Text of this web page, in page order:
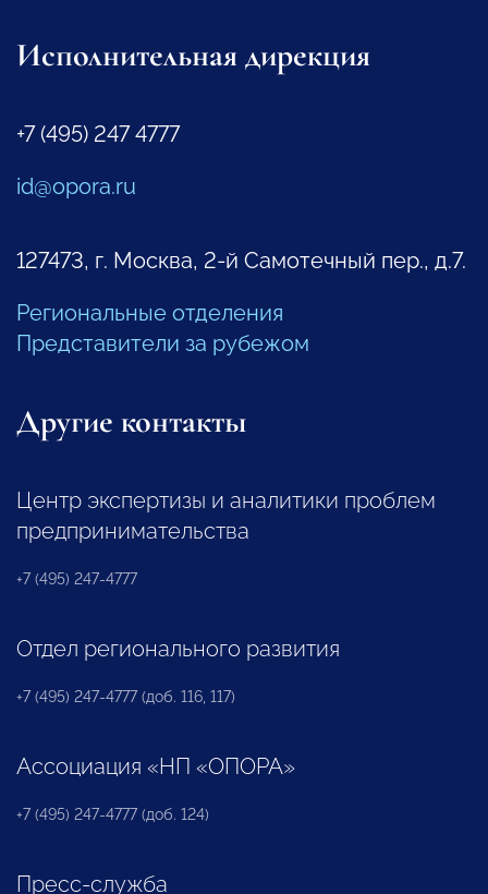
Исполнительная дирекция
+7 (495) 247 4777
id@opora.ru
127473, г. Москва, 2-й Самотечный пер., д.7.
Региональные отделения
Представители за рубежом
Другие контакты
Центр экспертизы и аналитики проблем
предпринимательства
+7 (495) 247-4777
Отдел регионального развития
+7 (495) 247-4777 (доб. 116, 117)
Ассоциация «НП «ОПОРА»
+7 (495) 247-4777 (доб. 124)
Пресс-служба